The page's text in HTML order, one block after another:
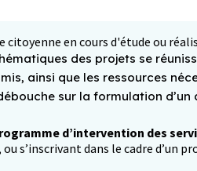
en cours d'étude ou
des projets se
ainsi que les ressources
sur la formulation d’un
d’intervention des
s’inscrivant dans le cadre d’un